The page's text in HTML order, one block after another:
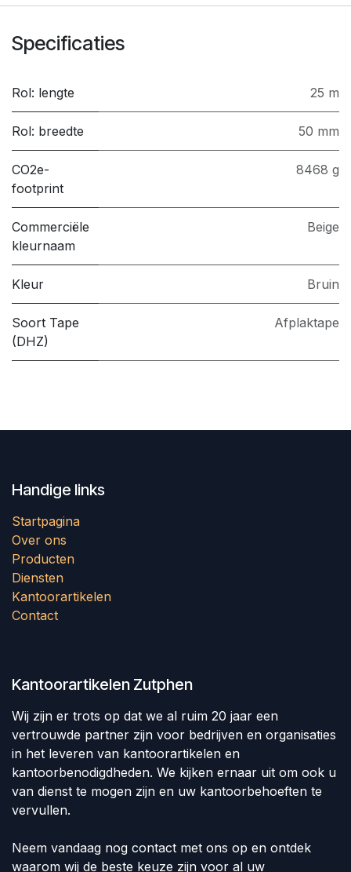
Specificaties
Rol: lengte 25 m
Rol: breedte 50 mm
CO2e-
footprint
8468 g
Commerciële
kleurnaam
Beige
Kleur Bruin
Soort Tape
(DHZ)
Afplaktape
Handige links
Startpagina
Over ons
Producten
Diensten
Kantoorartikelen
Contact
Kantoorartikelen Zutphen
Wij zijn er trots op dat we al ruim 20 jaar een
vertrouwde partner zijn voor bedrijven en organisaties
in het leveren van kantoorartikelen en
kantoorbenodigdheden. We kijken ernaar uit om ook u
van dienst te mogen zijn en uw kantoorbehoeften te
vervullen.
Neem vandaag nog contact met ons op en ontdek
waarom wij de beste keuze zijn voor al uw